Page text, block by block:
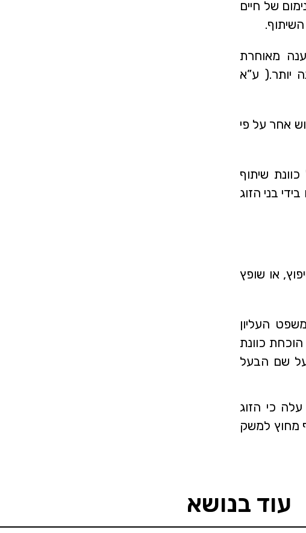
של חיים
מאוחרת
יותר.( ע”א
אחר על פי
שיתוף
בני הזוג
או שופץ
14.3.07, אישר בית המשפט העליון
כוונת
על שם הבעל
כי הזוג
מחוץ למשק
עוד בנושא